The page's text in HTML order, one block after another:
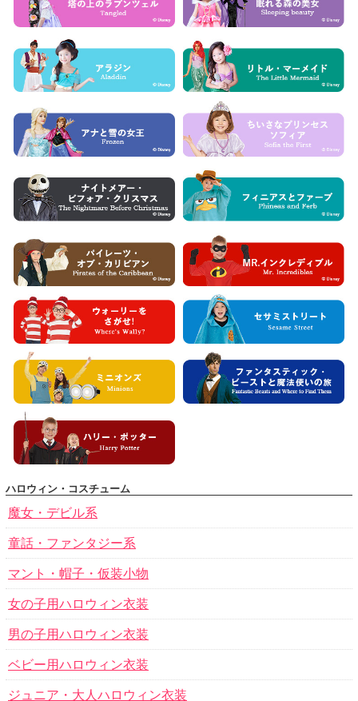
ハロウィン・コスチューム
魔女・デビル系
童話・ファンタジー系
マント・帽子・仮装小物
女の子用ハロウィン衣装
男の子用ハロウィン衣装
ベビー用ハロウィン衣装
ジュニア・大人ハロウィン衣装